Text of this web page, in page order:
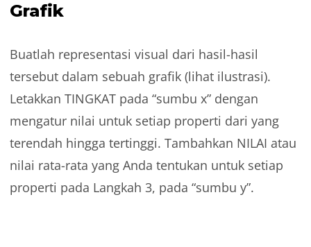
Grafik
Buatlah representasi visual dari hasil-hasil
tersebut dalam sebuah grafik (lihat ilustrasi).
Letakkan TINGKAT pada “sumbu x” dengan
mengatur nilai untuk setiap properti dari yang
terendah hingga tertinggi. Tambahkan NILAI atau
nilai rata-rata yang Anda tentukan untuk setiap
properti pada Langkah 3, pada “sumbu y”.